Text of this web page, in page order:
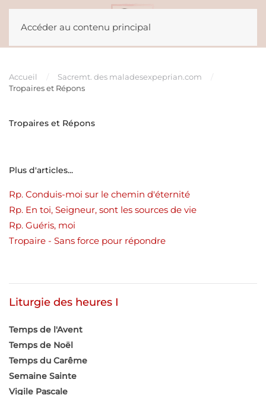
Accéder au contenu principal
Accueil Sacremt. des maladesexpeprian.com
Tropaires et Répons
Tropaires et Répons
Plus d'articles...
Rp. Conduis-moi sur le chemin d'éternité
Rp. En toi, Seigneur, sont les sources de vie
Rp. Guéris, moi
Tropaire - Sans force pour répondre
Liturgie des heures I
Temps de l'Avent
Temps de Noël
Temps du Carême
Semaine Sainte
Vigile Pascale